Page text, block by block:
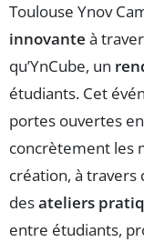
Toulouse Ynov
innovante à
qu’YnCube, un
étudiants. Cet
portes ouvertes
concrètement les
création, à travers
desateliers
entre étudiants,